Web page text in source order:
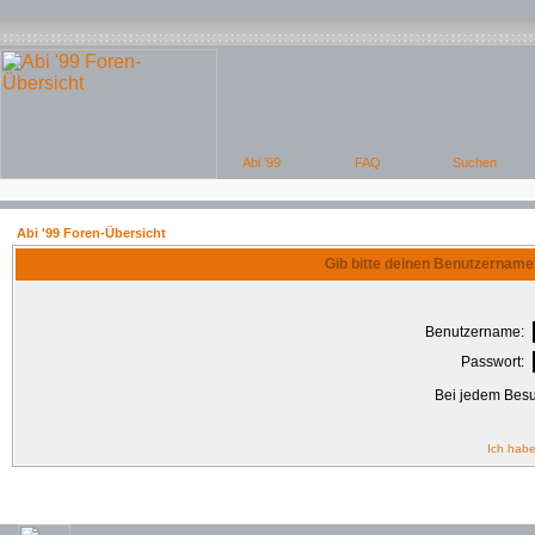
Abi '99 Foren-Übersicht
Gib bitte deinen
Benutzername:
Passwort:
Bei jedem
Ich